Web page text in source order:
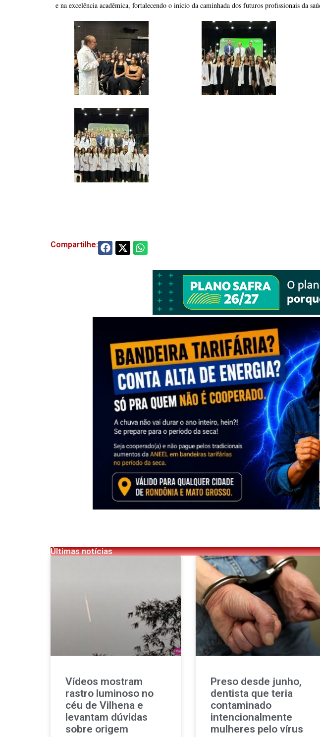
e na excelência acadêmica, fortalecendo o início da caminhada dos futuros profissionais da
Compartilhe:
Últimas notícias
Vídeos mostram
rastro luminoso no
céu de Vilhena e
levantam dúvidas
sobre origem
Preso desde junho,
dentista que teria
contaminado
intencionalmente
mulheres pelo vírus